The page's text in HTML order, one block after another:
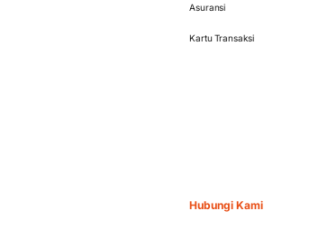
Asuransi
Kartu Transaksi
Hubungi Kami